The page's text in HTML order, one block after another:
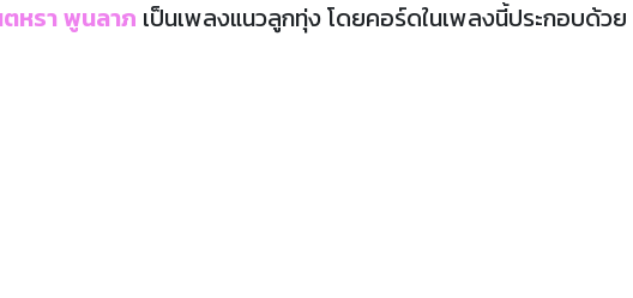
หรา พูนลาภ เป็นเพลงแนวลูกทุ่ง โดยคอร์ดในเพลงนี้ประกอบด้วย